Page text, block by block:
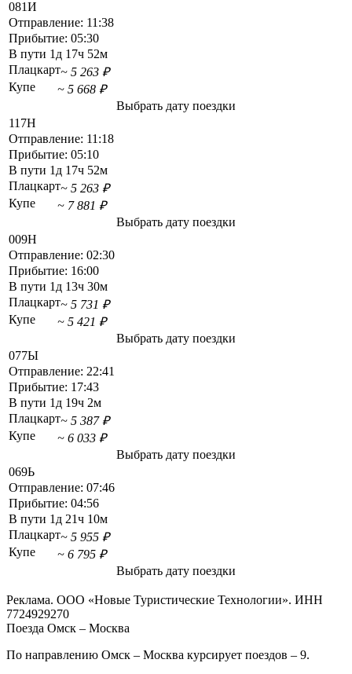
081И
Отправление: 11:38
Прибытие: 05:30
В пути 1д 17ч 52м
Плацкарт~ 5 263 ₽
Купе
~ 5 668 ₽
Выбрать дату поездки
117Н
Отправление: 11:18
Прибытие: 05:10
В пути 1д 17ч 52м
Плацкарт~ 5 263 ₽
Купе
~ 7 881 ₽
Выбрать дату поездки
009Н
Отправление: 02:30
Прибытие: 16:00
В пути 1д 13ч 30м
Плацкарт~ 5 731 ₽
Купе
~ 5 421 ₽
Выбрать дату поездки
077Ы
Отправление: 22:41
Прибытие: 17:43
В пути 1д 19ч 2м
Плацкарт~ 5 387 ₽
Купе
~ 6 033 ₽
Выбрать дату поездки
069Ь
Отправление: 07:46
Прибытие: 04:56
В пути 1д 21ч 10м
Плацкарт~ 5 955 ₽
Купе
~ 6 795 ₽
Выбрать дату поездки
Реклама. ООО «Новые Туристические Технологии». ИНН
7724929270
Поезда Омск – Москва
По направлению Омск – Москва курсирует поездов – 9.